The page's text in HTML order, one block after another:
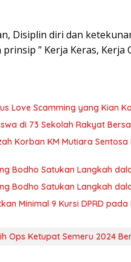
Disiplin diri dan
” Kerja Keras, Kerja
Love Scamming yang Kian
di 73 Sekolah Rakyat
Korban KM Mutiara Sentosa
Bodho Satukan Langkah
Bodho Satukan Langkah
Minimal 9 Kursi DPRD pada
Ops Ketupat Semeru 2024